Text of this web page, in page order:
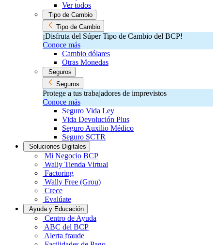
Ver todos
Tipo de Cambio
Tipo de Cambio
¡Disfruta del Súper Tipo de Cambio del BCP!​
Conoce más
Cambio dólares
Otras Monedas
Seguros
Seguros
Protege a tus trabajadores de imprevistos
Conoce más
Seguro Vida Ley
Vida Devolución Plus
Seguro Auxilio Médico
Seguro SCTR
Soluciones Digitales
Mi Negocio BCP
Wally Tienda Virtual
Factoring
Wally Free (Grou)
Crece
Evalúate
Ayuda y Educación
Centro de Ayuda
ABC del BCP
Alerta fraude